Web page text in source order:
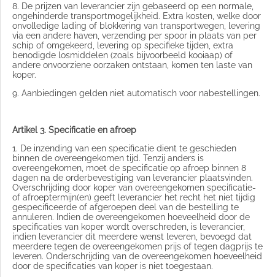
8. De prijzen van leverancier zijn gebaseerd op een normale,
ongehinderde transportmogelijkheid. Extra kosten, welke door
onvolledige lading of blokkering van transportwegen, levering
via een andere haven, verzending per spoor in plaats van per
schip of omgekeerd, levering op specifieke tijden, extra
benodigde losmiddelen (zoals bijvoorbeeld kooiaap) of
andere onvoorziene oorzaken ontstaan, komen ten laste van
koper.
9. Aanbiedingen gelden niet automatisch voor nabestellingen.
Artikel 3. Specificatie en afroep
1. De inzending van een specificatie dient te geschieden
binnen de overeengekomen tijd. Tenzij anders is
overeengekomen, moet de specificatie op afroep binnen 8
dagen na de orderbevestiging van leverancier plaatsvinden.
Overschrijding door koper van overeengekomen specificatie-
of afroeptermijn(en) geeft leverancier het recht het niet tijdig
gespecificeerde of afgeroepen deel van de bestelling te
annuleren. Indien de overeengekomen hoeveelheid door de
specificaties van koper wordt overschreden, is leverancier,
indien leverancier dit meerdere wenst leveren, bevoegd dat
meerdere tegen de overeengekomen prijs of tegen dagprijs te
leveren. Onderschrijding van de overeengekomen hoeveelheid
door de specificaties van koper is niet toegestaan.